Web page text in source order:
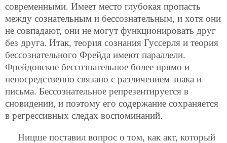
современными. Имеет место глубокая пропасть
между сознательным и бессознательным, и хотя они
не совпадают, они не могут функционировать друг
без друга. Итак, теория сознания Гуссерля и теория
бессознательного Фрейда имеют параллели.
Фрейдовское бессознательное более прямо и
непосредственно связано с различением знака и
письма. Бессознательное репрезентируется в
сновидении, и поэтому его содержание сохраняется
в регрессивных следах воспоминаний.
Ницше поставил вопрос о том, как акт, который